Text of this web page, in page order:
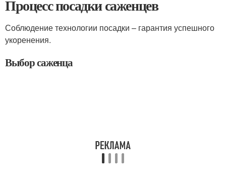
Процесс посадки саженцев
Соблюдение технологии посадки – гарантия успешного
укоренения.
Выбор саженца